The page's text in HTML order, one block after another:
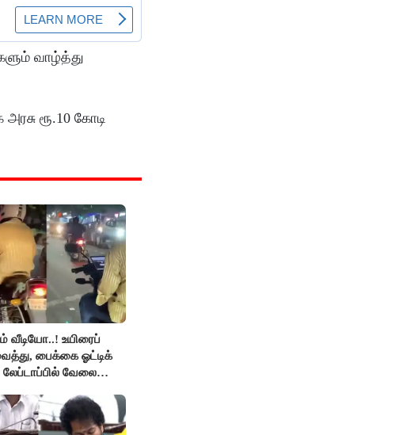
வாழ்த்து
ரூ.10 கோடி
வீடியோ..! உயிரைப்
பைக்கை ஓட்டிக்
வேலை